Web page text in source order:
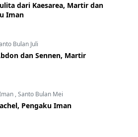
dari Kaesarea, Martir dan
Iman
Bulan Juli
dan Sennen, Martir
,Santo Bulan Mei
Pengaku Iman